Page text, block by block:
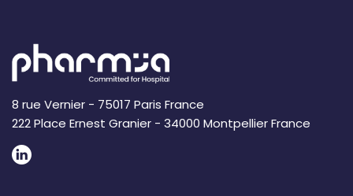
8 rue Vernier - 75017 Paris France
222 Place Ernest Granier - 34000 Montpellier France